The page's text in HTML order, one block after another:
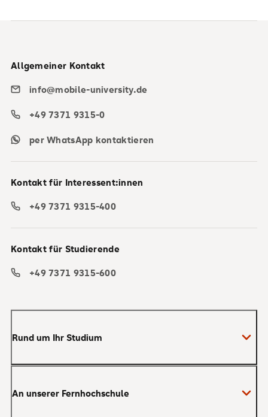
Rund um Ihr Studium
Anrechnung von Vorleistungen
An unserer Fernhochschule
Allgemeiner Kontakt
info@mobile-university.de
+49 7371 9315-0
per WhatsApp kontaktieren
Kontakt für Interessent:innen
+49 7371 9315-400
Kontakt für Studierende
+49 7371 9315-600